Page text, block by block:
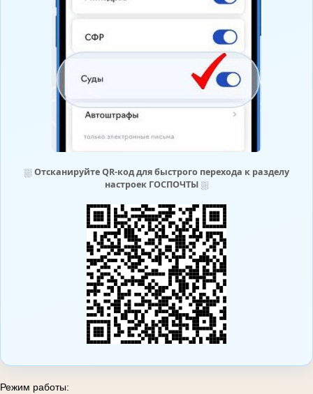
⛆ Отсканируйте QR-код для быстрого перехода к разделу
настроек ГОСПОЧТЫ⛆
Режим работы: